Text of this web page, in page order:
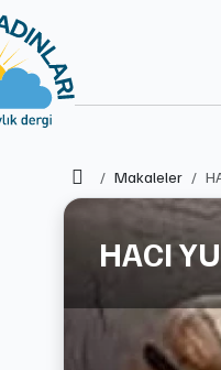
Ana SayfaMakaleler
HACI